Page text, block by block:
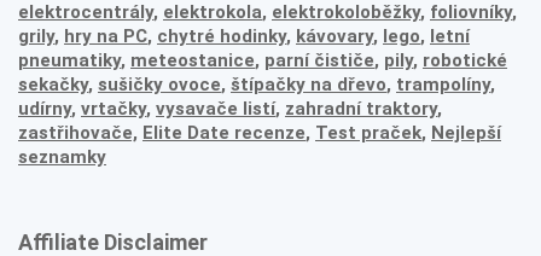
elektrocentrály, elektrokola, elektrokoloběžky, foliovníky,
grily, hry na PC, chytré hodinky, kávovary, lego, letní
pneumatiky, meteostanice, parní čističe, pily, robotické
sekačky, sušičky ovoce, štípačky na dřevo, trampolíny,
udírny, vrtačky, vysavače listí, zahradní traktory,
zastřihovače, Elite Date recenze, Test praček, Nejlepší
seznamky
Affiliate Disclaimer